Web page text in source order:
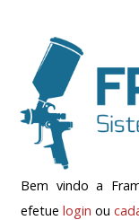
Bem vindo a
efetue login ou